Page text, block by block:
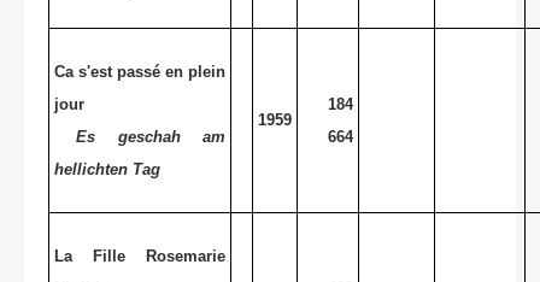
Ca s'est passé en plein
jour
Es geschah am
hellichten Tag
1959
184
664
La Fille Rosemarie